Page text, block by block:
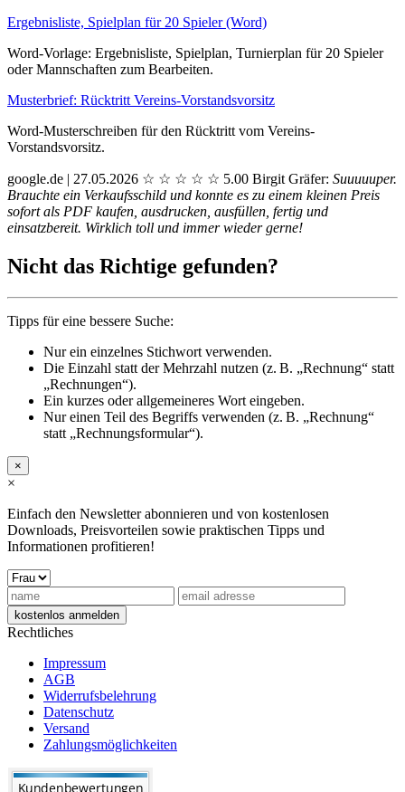
Ergebnisliste, Spielplan für 20 Spieler (Word)
Word-Vorlage: Ergebnisliste, Spielplan, Turnierplan für 20 Spieler
oder Mannschaften zum Bearbeiten.
Musterbrief: Rücktritt Vereins-Vorstandsvorsitz
Word-Musterschreiben für den Rücktritt vom Vereins-
Vorstandsvorsitz.
google.de | 27.05.2026 ☆ ☆ ☆ ☆ ☆ 5.00 Birgit Gräfer: Suuuuuper.
Brauchte ein Verkaufsschild und konnte es zu einem kleinen Preis
sofort als PDF kaufen, ausdrucken, ausfüllen, fertig und
einsatzbereit. Wirklich toll und immer wieder gerne!
Nicht das Richtige gefunden?
Tipps für eine bessere Suche:
Nur ein einzelnes Stichwort verwenden.
Die Einzahl statt der Mehrzahl nutzen (z. B. „Rechnung“ statt
„Rechnungen“).
Ein kurzes oder allgemeineres Wort eingeben.
Nur einen Teil des Begriffs verwenden (z. B. „Rechnung“
statt „Rechnungsformular“).
×
×
Einfach den Newsletter abonnieren und von kostenlosen
Downloads, Preisvorteilen sowie praktischen Tipps und
Informationen profitieren!
Rechtliches
Impressum
AGB
Widerrufsbelehrung
Datenschutz
Versand
Zahlungsmöglichkeiten